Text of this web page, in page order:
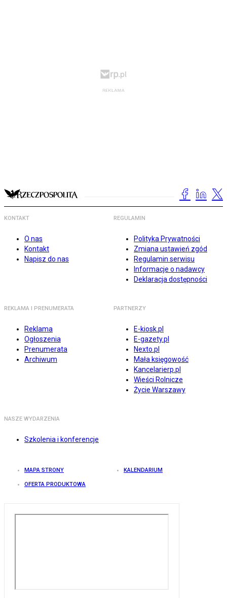
KONTAKT
O nas
Kontakt
Napisz do nas
REGULAMIN
Polityka Prywatności
Zmiana ustawień zgód
Regulamin serwisu
Informacje o nadawcy
Deklaracja dostępności
REKLAMA I PRENUMERATA
Reklama
Ogłoszenia
Prenumerata
Archiwum
PARTNERZY
E-kiosk.pl
E-gazety.pl
Nexto.pl
Mała księgowość
Kancelarierp.pl
Wieści Rolnicze
Życie Warszawy
NASZE WYDARZENIA
Szkolenia i konferencje
MAPA STRONY KALENDARIUM
OFERTA PRODUKTOWA